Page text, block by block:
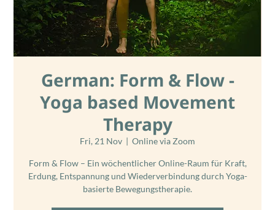
German: Form & Flow -
Yoga based Movement
Therapy
Fri, 21 Nov
  |
Online via Zoom
Form & Flow – Ein wöchentlicher Online-Raum für Kraft,
Erdung, Entspannung und Wiederverbindung durch Yoga-
basierte Bewegungstherapie.